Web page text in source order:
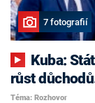
7 fotografií
růst
Téma: Rozhovor